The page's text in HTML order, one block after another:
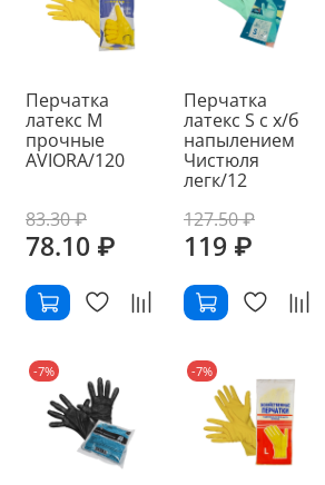
Перчатка
латекс M
прочные
AVIORA/120
83.30 ₽
78.10 ₽
Перчатка
латекс S с х/б
напылением
Чистюля
легк/12
127.50 ₽
119 ₽
-7% -7%